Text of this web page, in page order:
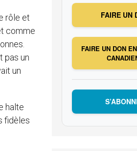
rôle et
comme
pas un
un
halte
fidèles
FAIRE UN
FAIRE UN DON